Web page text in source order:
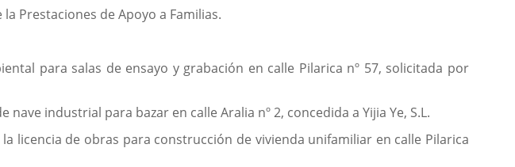
Prestaciones de Apoyo a Familias.
para salas de ensayo y grabación en calle Pilarica nº 57, solicitada por
industrial para bazar en calle Aralia nº 2, concedida a Yijia Ye, S.L.
licencia de obras para construcción de vivienda unifamiliar en calle Pilarica